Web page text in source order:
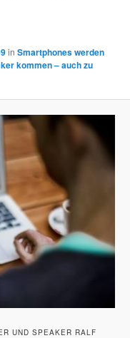
inSmartphones werden
kommen – auch zu
UND SPEAKER RALF